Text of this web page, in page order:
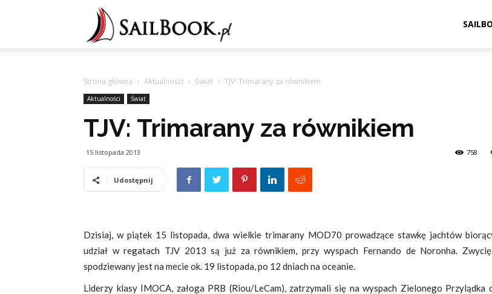
Strona główna Aktualności Świat TJV: Trimarany za równikiem
Aktualności Świat
TJV: Trimarany za równikiem
15 listopada 2013 758
Udostępnij
Dzisiaj, w piątek 15 listopada, dwa wielkie trimarany MOD70 prowadzące stawkę jachtów
udział w regatach TJV 2013 są już za równikiem, przy wyspach Fernando de Noronha.
spodziewany jest na mecie ok. 19 listopada, po 12 dniach na oceanie.
Liderzy klasy IMOCA, załoga PRB (Riou/LeCam), zatrzymali się na wyspach Zielonego Przylądka